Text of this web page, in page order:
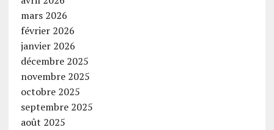
mars 2026
février 2026
janvier 2026
décembre 2025
novembre 2025
octobre 2025
septembre 2025
août 2025